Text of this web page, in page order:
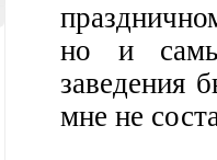
но и
заведения
мне не